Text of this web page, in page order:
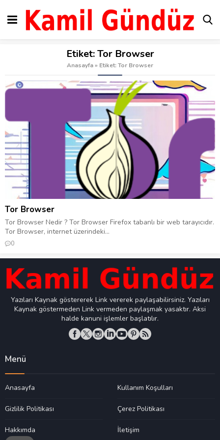
Etiket:Tor Browser
Anasayfa» Etiket: Tor Browser
Tor Browser
Tor Browser Nedir ? Tor Browser Firefox tabanlı bir web tarayıcıdır.
Tor Browser, internet üzerindeki...
0
Yazıları Kaynak göstererek Link vererek paylaşabilirsiniz. Yazıları
Kaynak göstermeden Link vermeden paylaşmak yasaktır. Aksi
halde kanuni işlemler başlatılır.
Menü
Anasayfa Kullanım Koşulları
Gizlilik Politikası Çerez Politikası
Hakkımda İletişim